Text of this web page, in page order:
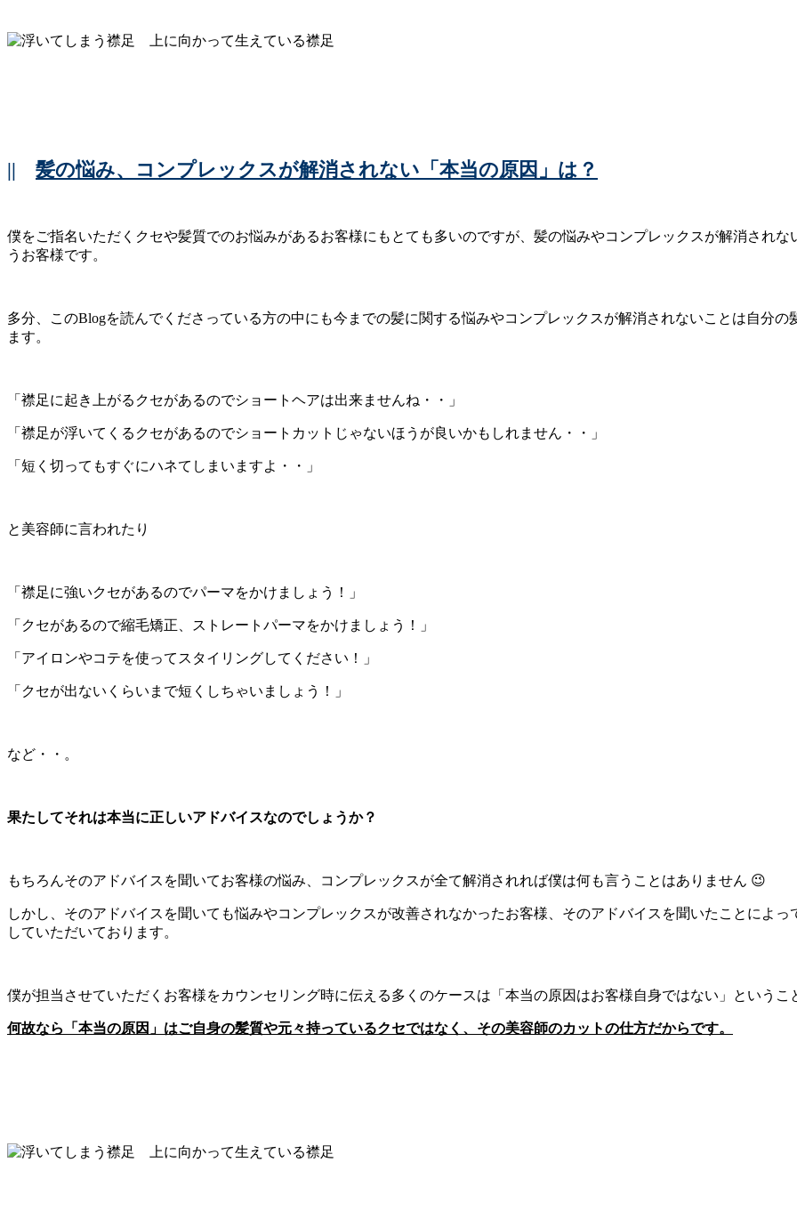
|| 髪の悩み、コンプレックスが解消されない「本当の原因」は？
僕をご指名いただくクセや髪質でのお悩みがあるお客様にもとても多いのですが、髪の悩みやコンプレックスが解消され
うお客様です。
多分、このBlogを読んでくださっている方の中にも今までの髪に関する悩みやコンプレックスが解消されないことは自分
ます。
「襟足に起き上がるクセがあるのでショートヘアは出来ませんね・・」
「襟足が浮いてくるクセがあるのでショートカットじゃないほうが良いかもしれません・・」
「短く切ってもすぐにハネてしまいますよ・・」
と美容師に言われたり
「襟足に強いクセがあるのでパーマをかけましょう！」
「クセがあるので縮毛矯正、ストレートパーマをかけましょう！」
「アイロンやコテを使ってスタイリングしてください！」
「クセが出ないくらいまで短くしちゃいましょう！」
など・・。
果たしてそれは本当に正しいアドバイスなのでしょうか？
もちろんそのアドバイスを聞いてお客様の悩み、コンプレックスが全て解消されれば僕は何も言うことはありません 😉
しかし、そのアドバイスを聞いても悩みやコンプレックスが改善されなかったお客様、そのアドバイスを聞いたことによ
していただいております。
僕が担当させていただくお客様をカウンセリング時に伝える多くのケースは「本当の原因はお客様自身ではない」というこ
何故なら「本当の原因」はご自身の髪質や元々持っているクセではなく、その美容師のカットの仕方だからです。